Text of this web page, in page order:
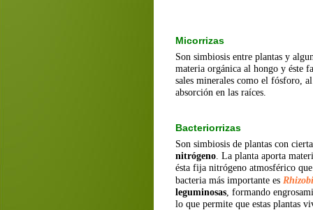
Micorrizas
Son simbiosis entre plantas y
materia orgánica al hongo y éste
sales minerales como el fósforo,
absorción en las raíces.
Bacteriorrizas
Son simbiosis de plantas con
nitrógeno. La planta aporta
ésta fija nitrógeno atmosférico
bacteria más importante es
leguminosas, formando
lo que permite que estas plantas